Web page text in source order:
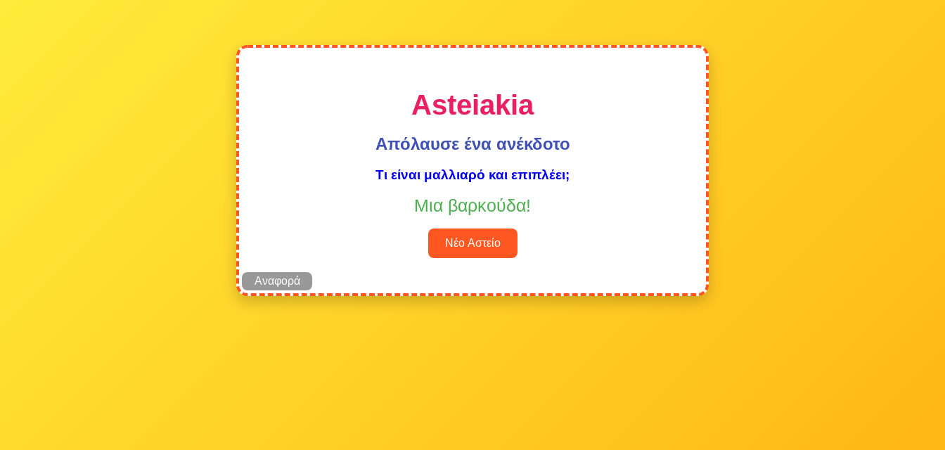
Asteiakia
Απόλαυσε ένα ανέκδοτο
Τι είναι μαλλιαρό και επιπλέει;
Μια βαρκούδα!
Νέο Αστείο
Αναφορά